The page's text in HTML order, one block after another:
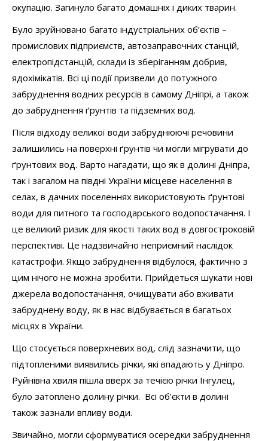
окупацію. Загинуло багато домашніх і диких тварин.
Було зруйновано багато індустріальних об’єктів –
промислових підприємств, автозаправочних станцій,
електропідстанцій, склади із зберіганням добрив,
ядохімікатів. Всі ці події призвели до потужного
забруднення водних ресурсів в самому Дніпрі, а також
до забруднення ґрунтів та підземних вод.
Після відходу великої води забруднюючі речовини
залишились на поверхні ґрунтів чи могли мігрувати до
ґрунтових вод. Варто нагадати, що як в долині Дніпра,
так і загалом на півдні України місцеве населення в
селах, в дачних поселеннях використовують ґрунтові
води для питного та господарського водопостачання. І
це великий ризик для якості таких вод в довгостроковій
перспективі. Це надзвичайно неприємний наслідок
катастрофи. Якщо забруднення відбулося, фактично з
цим нічого не можна зробити. Прийдеться шукати нові
джерела водопостачання, очищувати або вживати
забруднену воду, як в нас відбувається в багатьох
місцях в України.
Що стосується поверхневих вод, слід зазначити, що
підтопленими виявились річки, які впадають у Дніпро.
Руйнівна хвиля пішла вверх за течією річки Інгулец,
було затоплено долину річки. Всі об’єкти в долині
також зазнали впливу води.
Звичайно, могли сформуватися осередки забруднення